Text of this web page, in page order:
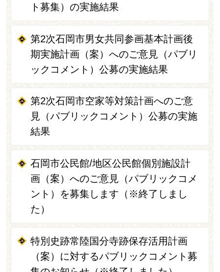
ト募集）の実施結果
第2次石岡市男女共同参画基本計画後
期実施計画（案）へのご意見（パブリ
ックコメント）公募の実施結果
第2次石岡市空家等対策計画へのご意
見（パブリックコメント）公募の実施
結果
石岡市公民館/地区公民館個別施設計
画（案）へのご意見（パブリックコメ
ント）を募集します（※終了しまし
た）
特別史跡常陸国分寺跡保存活用計画
（案）に対するパブリックコメント募